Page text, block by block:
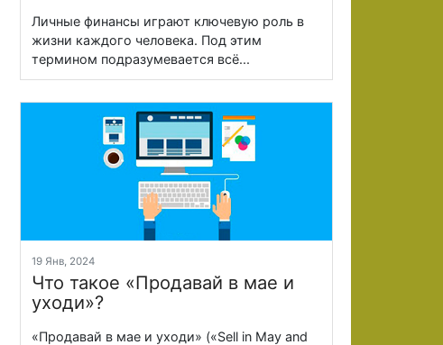
Личные финансы играют ключевую роль в
жизни каждого человека. Под этим
термином подразумевается всё...
19 Янв, 2024
Что такое «Продавай в мае и
уходи»?
«Продавай в мае и уходи» («Sell in May and